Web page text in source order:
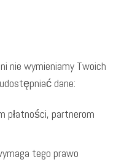
nie wymieniamy Twoich
dane:
płatności, partnerom
tego prawo